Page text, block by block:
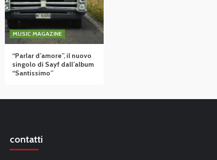
MUSIC MAGAZINE
“Parlar d’amore”, il nuovo
singolo di Sayf dall’album
“Santissimo”
contatti